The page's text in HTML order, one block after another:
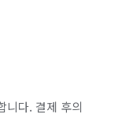
니다. 결제 후의